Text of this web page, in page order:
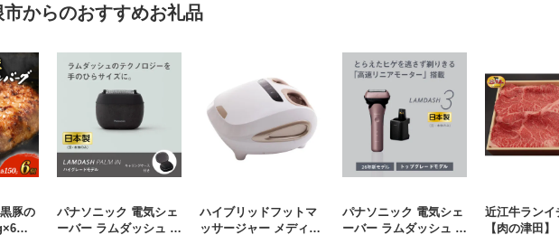
からのおすすめお礼品
豚の
個
パナソニック 電気シェ
ーバー ラムダッシュ パ
ハイブリッドフットマ
ッサージャー メディラ
パナソニック 電気シェ
ーバー ラムダッシュ 3
近江牛ラン
【肉の津田】